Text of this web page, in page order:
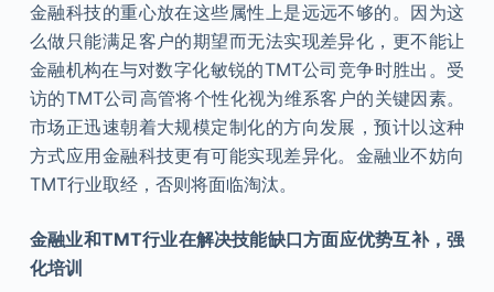
金融科技的重心放在这些属性上是远远不够的。因为这
么做只能满足客户的期望而无法实现差异化，更不能让
金融机构在与对数字化敏锐的TMT公司竞争时胜出。受
访的TMT公司高管将个性化视为维系客户的关键因素。
市场正迅速朝着大规模定制化的方向发展，预计以这种
方式应用金融科技更有可能实现差异化。金融业不妨向
TMT行业取经，否则将面临淘汰。
金融业和TMT行业在解决技能缺口方面应优势互补，强
化培训